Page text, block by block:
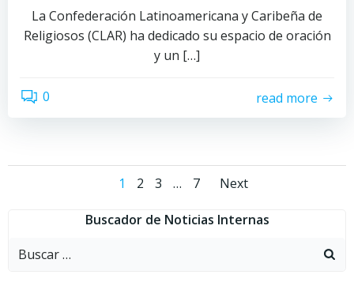
La Confederación Latinoamericana y Caribeña de
Religiosos (CLAR) ha dedicado su espacio de oración
y un […]
0 read more
Navegación
por
Página
1 Página
2 Página
3 … Página
7
por
Next
Buscador de Noticias Internas
Buscar: